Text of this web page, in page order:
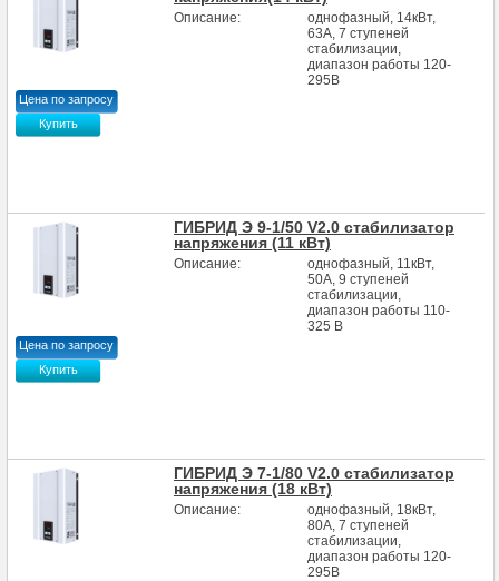
Описание:
однофазный, 14кВт,
63А, 7 ступеней
стабилизации,
диапазон работы 120-
295В
Цена по запросу
Купить
ГИБРИД Э 9-1/50 V2.0 стабилизатор
напряжения (11 кВт)
Описание:
однофазный, 11кВт,
50А, 9 ступеней
стабилизации,
диапазон работы 110-
325 В
Цена по запросу
Купить
ГИБРИД Э 7-1/80 V2.0 стабилизатор
напряжения (18 кВт)
Описание:
однофазный, 18кВт,
80А, 7 ступеней
стабилизации,
диапазон работы 120-
295В